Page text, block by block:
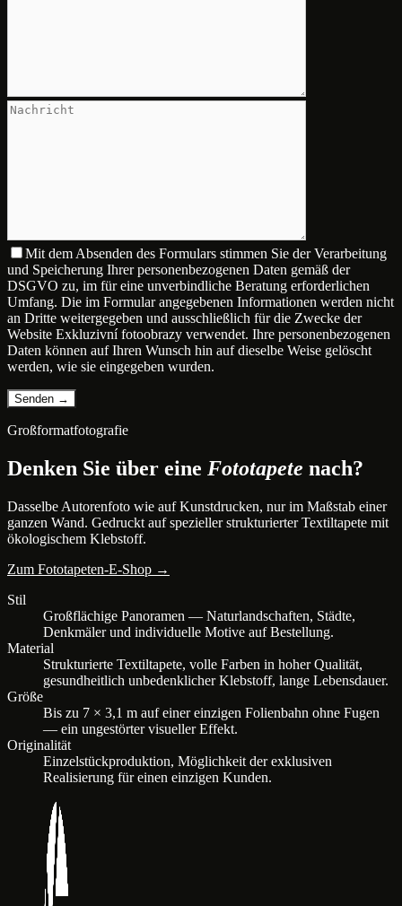
Mit dem Absenden des Formulars stimmen Sie der Verarbeitung
und Speicherung Ihrer personenbezogenen Daten gemäß der
DSGVO zu, im für eine unverbindliche Beratung erforderlichen
Umfang. Die im Formular angegebenen Informationen werden nicht
an Dritte weitergegeben und ausschließlich für die Zwecke der
Website Exkluzivní fotoobrazy verwendet. Ihre personenbezogenen
Daten können auf Ihren Wunsch hin auf dieselbe Weise gelöscht
werden, wie sie eingegeben wurden.
Großformatfotografie
Denken Sie über eine Fototapete nach?
Dasselbe Autorenfoto wie auf Kunstdrucken, nur im Maßstab einer
ganzen Wand. Gedruckt auf spezieller strukturierter Textiltapete mit
ökologischem Klebstoff.
Zum Fototapeten-E-Shop →
Stil
Großflächige Panoramen — Naturlandschaften, Städte,
Denkmäler und individuelle Motive auf Bestellung.
Material
Strukturierte Textiltapete, volle Farben in hoher Qualität,
gesundheitlich unbedenklicher Klebstoff, lange Lebensdauer.
Größe
Bis zu 7 × 3,1 m auf einer einzigen Folienbahn ohne Fugen
— ein ungestörter visueller Effekt.
Originalität
Einzelstückproduktion, Möglichkeit der exklusiven
Realisierung für einen einzigen Kunden.